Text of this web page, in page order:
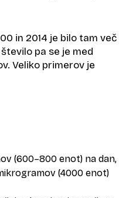
in 2014 je bilo tam več
pa se je med
Veliko primerov je
(600–800 enot) na dan,
(4000 enot)